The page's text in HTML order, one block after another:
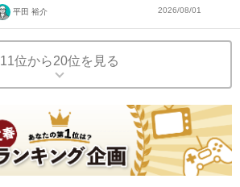
平田 裕介 2026/08/01
11位から20位を見る